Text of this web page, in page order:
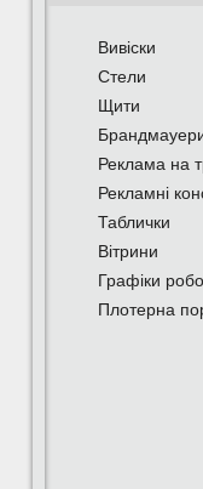
Вивіски
Стели
Щити
Реклама на
Рекламні
Таблички
Вітрини
Графіки
Плотерна